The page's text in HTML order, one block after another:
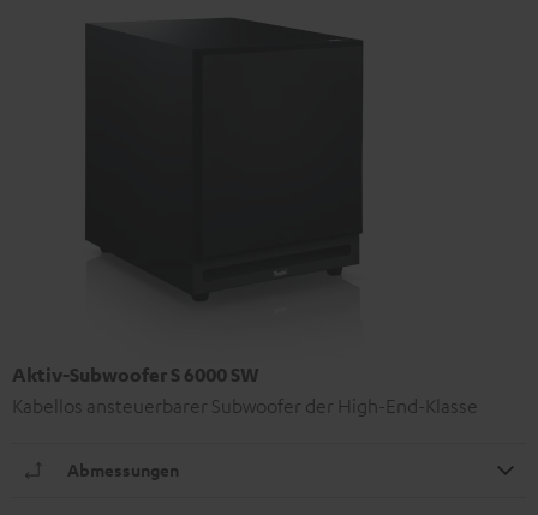
Aktiv-Subwoofer S 6000 SW
Kabellos ansteuerbarer Subwoofer der High-End-Klasse
Abmessungen